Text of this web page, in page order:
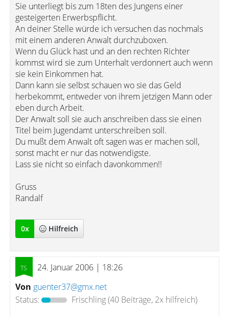
Sie unterliegt bis zum 18ten des Jungens einer
gesteigerten Erwerbspflicht.
An deiner Stelle würde ich versuchen das nochmals
mit einem anderen Anwalt durchzuboxen.
Wenn du Glück hast und an den rechten Richter
kommst wird sie zum Unterhalt verdonnert auch wenn
sie kein Einkommen hat.
Dann kann sie selbst schauen wo sie das Geld
herbekommt, entweder von ihrem jetzigen Mann oder
eben durch Arbeit.
Der Anwalt soll sie auch anschreiben dass sie einen
Titel beim Jugendamt unterschreiben soll.
Du mußt dem Anwalt oft sagen was er machen soll,
sonst macht er nur das notwendigste.
Lass sie nicht so einfach davonkommen!!
Gruss
Randalf
0x Hilfreich
24. Januar 2006 | 18:26
Von guenter37@gmx.net
Status:
Frischling(40 Beiträge, 2x hilfreich)